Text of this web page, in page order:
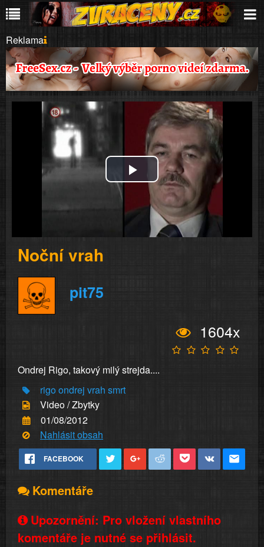
Reklama
Play
Video
Noční vrah
pit75
1604x
Ondrej Rigo, takový milý strejda....
rigoondrej vrah smrt
Video / Zbytky
01/08/2012
Nahlásit obsah
FACEBOOK
Komentáře
Upozornění: Pro vložení vlastního
komentáře je nutné se přihlásit.